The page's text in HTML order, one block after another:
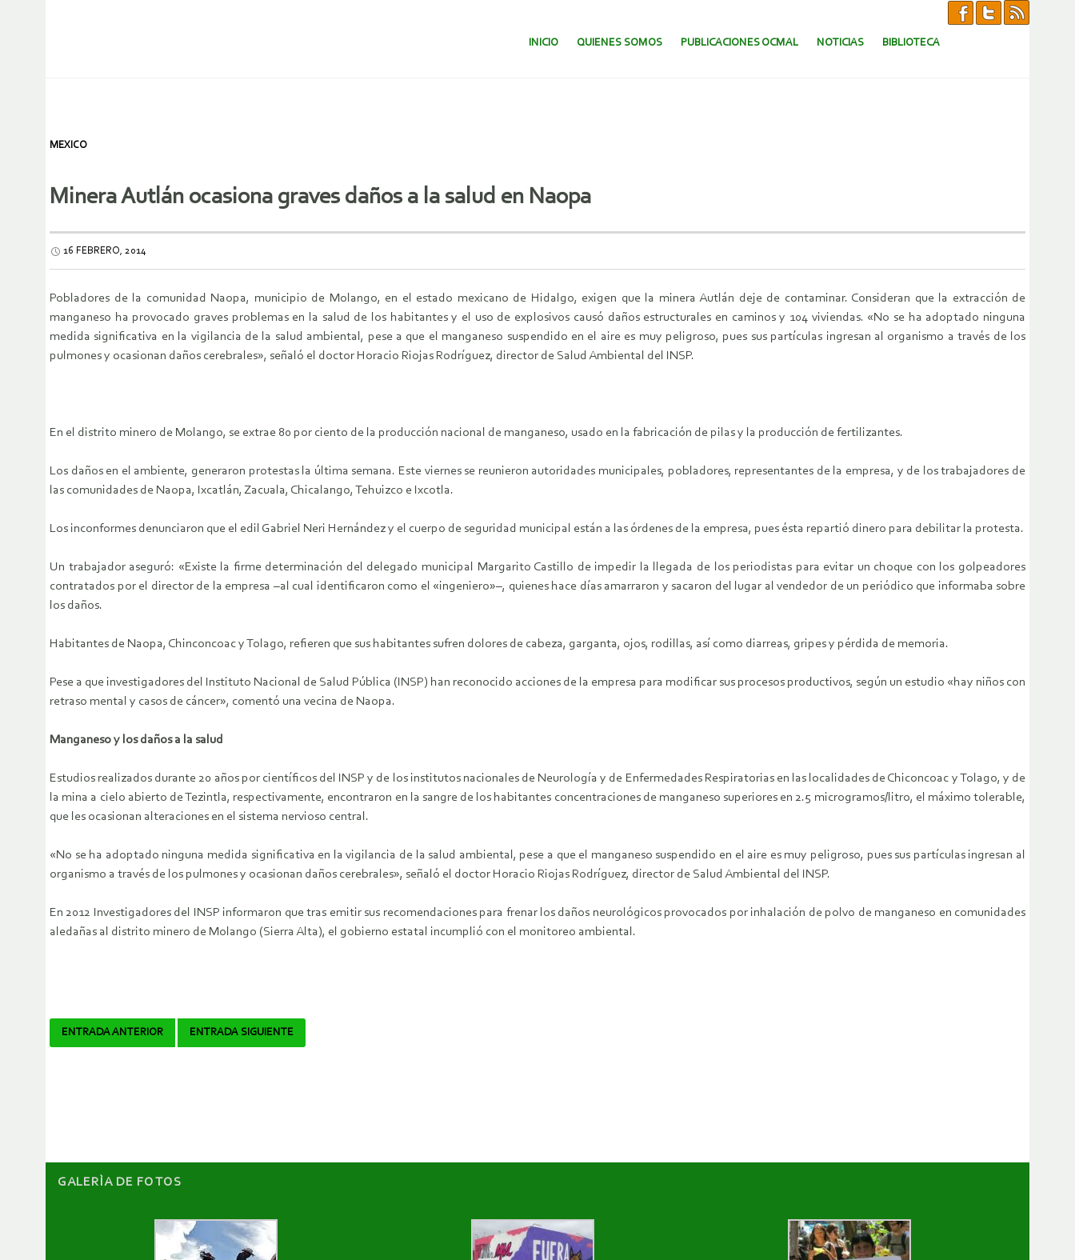
SALTAR AL CONTENIDO.
INICIO QUIENES SOMOS PUBLICACIONES OCMAL NOTICIAS BIBLIOTECA
MEXICO
Minera Autlán ocasiona graves daños a la salud en Naopa
16 FEBRERO, 2014
Pobladores de la comunidad Naopa, municipio de Molango, en el estado mexicano de Hidalgo, exigen que la minera Autlán deje de contaminar. Consideran que la extracción de
manganeso ha provocado graves problemas en la salud de los habitantes y el uso de explosivos causó daños estructurales en caminos y 104 viviendas. «No se ha adoptado ninguna
medida significativa en la vigilancia de la salud ambiental, pese a que el manganeso suspendido en el aire es muy peligroso, pues sus partículas ingresan al organismo a través de los
pulmones y ocasionan daños cerebrales», señaló el doctor Horacio Riojas Rodríguez, director de Salud Ambiental del INSP.
En el distrito minero de Molango, se extrae 80 por ciento de la producción nacional de manganeso, usado en la fabricación de pilas y la producción de fertilizantes.
Los daños en el ambiente, generaron protestas la última semana. Este viernes se reunieron autoridades municipales, pobladores, representantes de la empresa, y de los trabajadores de
las comunidades de Naopa, Ixcatlán, Zacuala, Chicalango, Tehuizco e Ixcotla.
Los inconformes denunciaron que el edil Gabriel Neri Hernández y el cuerpo de seguridad municipal están a las órdenes de la empresa, pues ésta repartió dinero para debilitar la protesta.
Un trabajador aseguró: «Existe la firme determinación del delegado municipal Margarito Castillo de impedir la llegada de los periodistas para evitar un choque con los golpeadores
contratados por el director de la empresa –al cual identificaron como el «ingeniero»–, quienes hace días amarraron y sacaron del lugar al vendedor de un periódico que informaba sobre
los daños.
Habitantes de Naopa, Chinconcoac y Tolago, refieren que sus habitantes sufren dolores de cabeza, garganta, ojos, rodillas, así como diarreas, gripes y pérdida de memoria.
Pese a que investigadores del Instituto Nacional de Salud Pública (INSP) han reconocido acciones de la empresa para modificar sus procesos productivos, según un estudio «hay niños con
retraso mental y casos de cáncer», comentó una vecina de Naopa.
Manganeso y los daños a la salud
Estudios realizados durante 20 años por científicos del INSP y de los institutos nacionales de Neurología y de Enfermedades Respiratorias en las localidades de Chiconcoac y Tolago, y de
la mina a cielo abierto de Tezintla, respectivamente, encontraron en la sangre de los habitantes concentraciones de manganeso superiores en 2.5 microgramos/litro, el máximo tolerable,
que les ocasionan alteraciones en el sistema nervioso central.
«No se ha adoptado ninguna medida significativa en la vigilancia de la salud ambiental, pese a que el manganeso suspendido en el aire es muy peligroso, pues sus partículas ingresan al
organismo a través de los pulmones y ocasionan daños cerebrales», señaló el doctor Horacio Riojas Rodríguez, director de Salud Ambiental del INSP.
En 2012 Investigadores del INSP informaron que tras emitir sus recomendaciones para frenar los daños neurológicos provocados por inhalación de polvo de manganeso en comunidades
aledañas al distrito minero de Molango (Sierra Alta), el gobierno estatal incumplió con el monitoreo ambiental.
Navegador
ENTRADA ANTERIOR ENTRADA SIGUIENTE
GALERÌA DE FOTOS